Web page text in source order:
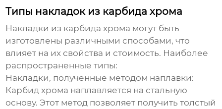
Типы накладок из карбида хрома
Накладки из карбида хрома могут быть
изготовлены различными способами, что
влияет на их свойства и стоимость. Наиболее
распространенные типы:
Накладки, полученные методом наплавки:
Карбид хрома наплавляется на стальную
основу. Этот метод позволяет получить толстый